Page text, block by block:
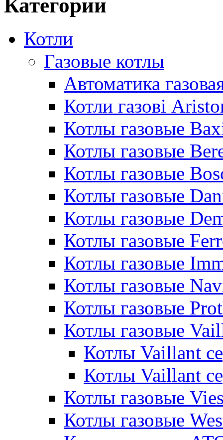
Категории
Котли
Газовые котлы
Автоматика
Котли газові
Котлы газовые
Котлы газовые
Котлы газовые
Котлы газовые
Котлы газовые
Котлы газовые
Котлы газовые
Котлы газовые
Котлы газовые
Котлы газовые
Котлы Vaillant
Котлы Vaillant
Котлы газовые
Котлы газовые